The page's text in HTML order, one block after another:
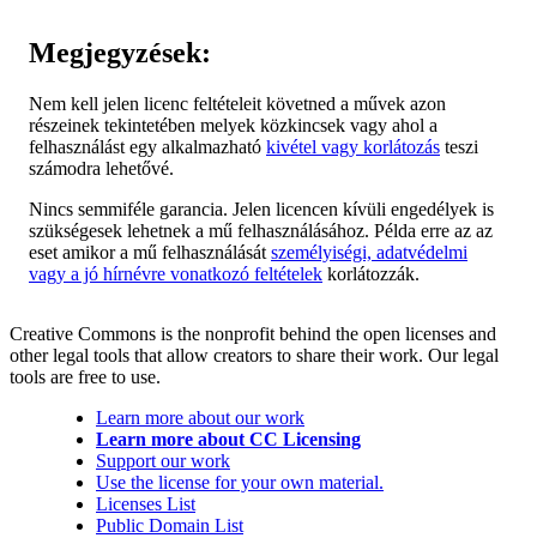
Megjegyzések:
Nem kell jelen licenc feltételeit követned a művek azon
részeinek tekintetében melyek közkincsek vagy ahol a
felhasználást egy alkalmazható kivétel vagy korlátozás teszi
számodra lehetővé.
Nincs semmiféle garancia. Jelen licencen kívüli engedélyek is
szükségesek lehetnek a mű felhasználásához. Példa erre az az
eset amikor a mű felhasználását személyiségi, adatvédelmi
vagy a jó hírnévre vonatkozó feltételek korlátozzák.
Creative Commons is the nonprofit behind the open licenses and
other legal tools that allow creators to share their work. Our legal
tools are free to use.
Learn more about our work
Learn more about CC Licensing
Support our work
Use the license for your own material.
Licenses List
Public Domain List